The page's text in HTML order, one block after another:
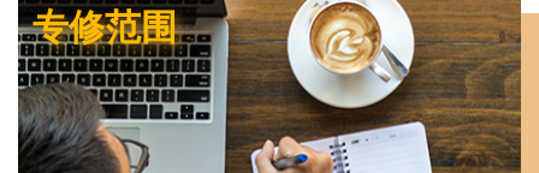
专修范围